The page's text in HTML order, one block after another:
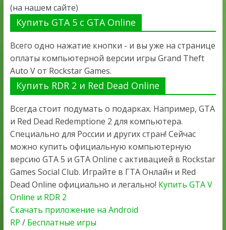
(на нашем сайте)
Купить GTA 5 с GTA Online
Всего одно нажатие кнопки - и вы уже на странице
оплаты компьютерной версии игры Grand Theft
Auto V от Rockstar Games.
Купить RDR 2 и Red Dead Online
Всегда стоит подумать о подарках. Например, GTA
и Red Dead Redemptione 2 для компьютера.
Специально для России и других стран! Сейчас
можно купить официальную компьютерную
версию GTA 5 и GTA Online с активацией в Rockstar
Games Social Club. Играйте в ГТА Онлайн и Red
Dead Online официально и легально! Купить GTA V
Online и RDR 2
Скачать приложение на Android
RP / Бесплатные игры